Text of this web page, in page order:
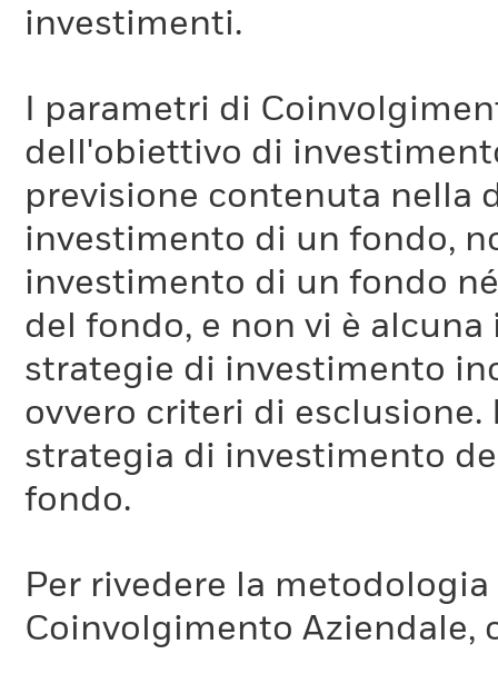
investimenti.
I parametri di
dell'obiettivo di
previsione contenuta nella
investimento di un fondo,
investimento di un fondo
del fondo, e non vi è
strategie di investimento
ovvero criteri di
strategia di investimento
fondo.
Per rivedere la
Coinvolgimento Aziendale,